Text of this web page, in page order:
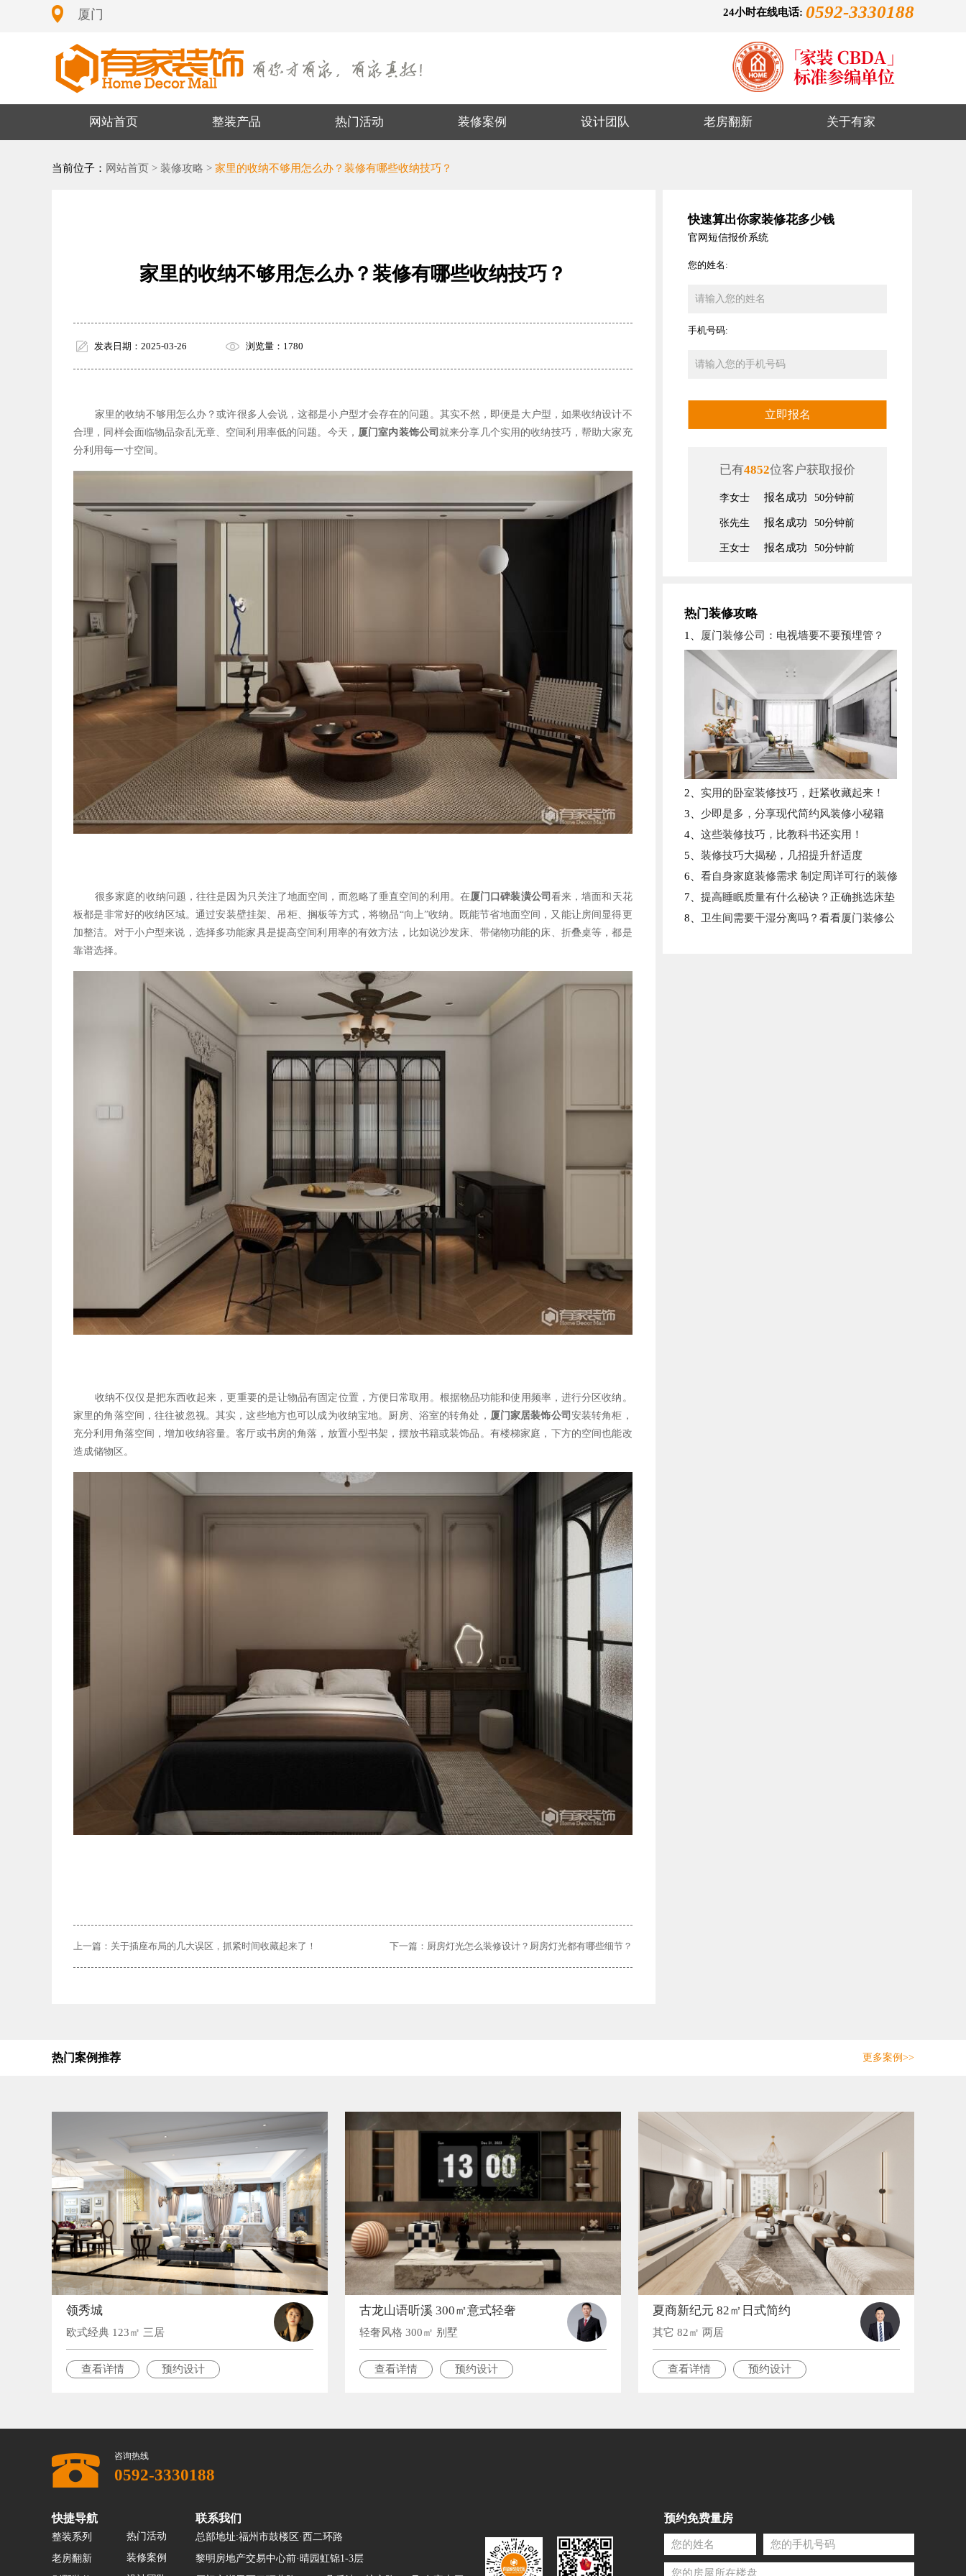
厦门 24小时在线电话: 0592-3330188
网站首页 整装产品 热门活动 装修案例 设计团队 老房翻新 关于有家
当前位子： 网站首页 > 装修攻略 > 家里的收纳不够用怎么办？装修有哪些收纳技巧？
家里的收纳不够用怎么办？装修有哪些收纳技巧？
发表日期：2025-03-26 浏览量：1780
家里的收纳不够用怎么办？或许很多人会说，这都是小户型才会存在的问题。其实不然，即便是大户型，如果收纳设计不
合理，同样会面临物品杂乱无章、空间利用率低的问题。今天， 厦门室内装饰公司就来分享几个实用的收纳技巧，帮助大家充
分利用每一寸空间。
很多家庭的收纳问题，往往是因为只关注了地面空间，而忽略了垂直空间的利用。在厦门 口碑装潢公司 看来，墙面和天花
板都是非常好的收纳区域。通过安装壁挂架、吊柜、搁板等方式，将物品“向上”收纳。既能节省地面空间，又能让房间显得更
加整洁。对于小户型来说，选择多功能家具是提高空间利用率的有效方法，比如说沙发床、带储物功能的床、折叠桌等，都是
靠谱选择。
收纳不仅仅是把东西收起来，更重要的是让物品有固定位置，方便日常取用。根据物品功能和使用频率，进行分区收纳。
家里的角落空间，往往被忽视。其实，这些地方也可以成为收纳宝地。厨房、浴室的转角处， 厦门家居装饰公司 安装转角柜，
充分利用角落空间，增加收纳容量。客厅或书房的角落，放置小型书架，摆放书籍或装饰品。有楼梯家庭，下方的空间也能改
造成储物区。
上一篇：关于插座布局的几大误区，抓紧时间收藏起来了！ 下一篇：厨房灯光怎么装修设计？厨房灯光都有哪些细节？
快速算出你家装修花多少钱
官网短信报价系统
您的姓名:
手机号码:
立即报名
已有4852位客户获取报价
李女士 报名成功 50分钟前
张先生 报名成功 50分钟前
王女士 报名成功 50分钟前
豆先生 报名成功 50分钟前
李先生 报名成功 50分钟前
何先生 报名成功 50分钟前
班先生 报名成功 50分钟前
热门装修攻略
1、 厦门装修公司：电视墙要不要预埋管？
2、 实用的卧室装修技巧，赶紧收藏起来！
3、 少即是多，分享现代简约风装修小秘籍
4、 这些装修技巧，比教科书还实用！
5、 装修技巧大揭秘，几招提升舒适度
6、 看自身家庭装修需求 制定周详可行的装修
7、 提高睡眠质量有什么秘诀？正确挑选床垫
8、 卫生间需要干湿分离吗？看看厦门装修公
热门案例推荐 更多案例>>
领秀城
欧式经典 123㎡ 三居
查看详情 预约设计
古龙山语听溪 300㎡意式轻奢
轻奢风格 300㎡ 别墅
查看详情 预约设计
夏商新纪元 82㎡日式简约
其它 82㎡ 两居
查看详情 预约设计
咨询热线
0592-3330188
快捷导航
整装系列
老房翻新
热门活动
装修案例
联系我们
总部地址:福州市鼓楼区·西二环路
黎明房地产交易中心前·晴园虹锦1-3层
预约免费量房